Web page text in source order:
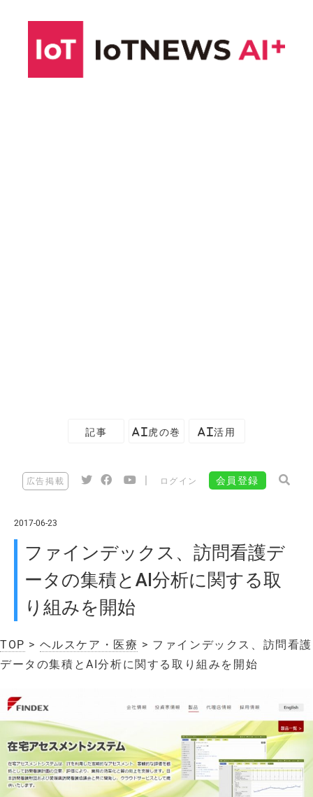
記事 AI虎の巻 AI活用
広告掲載 ログイン 会員登録
2017-06-23
ファインデックス、訪問看護デ
ータの集積とAI分析に関する取
り組みを開始
TOP > ヘルスケア・医療 > ファインデックス、訪問看護
データの集積とAI分析に関する取り組みを開始